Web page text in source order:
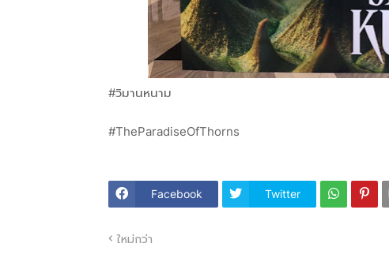
#วิมานหนาม
#TheParadiseOfThorns
Facebook Twitter
ใหม่กว่า